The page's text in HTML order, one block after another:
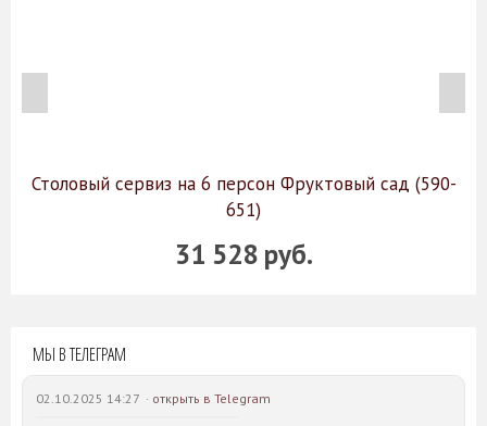
Столовый сервиз на 6 персон Фруктовый сад (590-
651)
31 528 руб.
МЫ В ТЕЛЕГРАМ
02.10.2025 14:27 · открыть в Telegram